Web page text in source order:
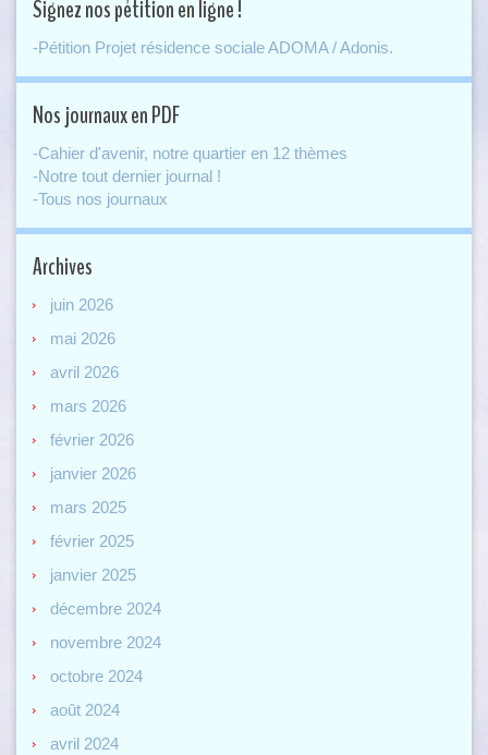
Signez nos pétition en ligne !
-Pétition Projet résidence sociale ADOMA / Adonis.
Nos journaux en PDF
-Cahier d'avenir, notre quartier en 12 thèmes
-Notre tout dernier journal !
-Tous nos journaux
Archives
juin 2026
mai 2026
avril 2026
mars 2026
février 2026
janvier 2026
mars 2025
février 2025
janvier 2025
décembre 2024
novembre 2024
octobre 2024
août 2024
avril 2024